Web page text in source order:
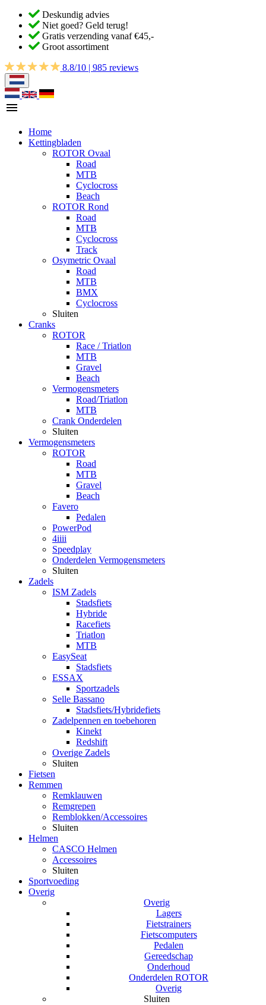
Deskundig advies
Niet goed? Geld terug!
Gratis verzending vanaf €45,-
Groot assortiment
8.8/10 | 985 reviews
Home
Kettingbladen
ROTOR Ovaal
Road
MTB
Cyclocross
Beach
ROTOR Rond
Road
MTB
Cyclocross
Track
Osymetric Ovaal
Road
MTB
BMX
Cyclocross
Sluiten
Cranks
ROTOR
Race / Triatlon
MTB
Gravel
Beach
Vermogensmeters
Road/Triatlon
MTB
Crank Onderdelen
Sluiten
Vermogensmeters
ROTOR
Road
MTB
Gravel
Beach
Favero
Pedalen
PowerPod
4iiii
Speedplay
Onderdelen Vermogensmeters
Sluiten
Zadels
ISM Zadels
Stadsfiets
Hybride
Racefiets
Triatlon
MTB
EasySeat
Stadsfiets
ESSAX
Sportzadels
Selle Bassano
Stadsfiets/Hybridefiets
Zadelpennen en toebehoren
Kinekt
Redshift
Overige Zadels
Sluiten
Fietsen
Remmen
Remklauwen
Remgrepen
Remblokken/Accessoires
Sluiten
Helmen
CASCO Helmen
Accessoires
Sluiten
Sportvoeding
Overig
Overig
Lagers
Fietstrainers
Fietscomputers
Pedalen
Gereedschap
Onderhoud
Onderdelen ROTOR
Overig
Sluiten